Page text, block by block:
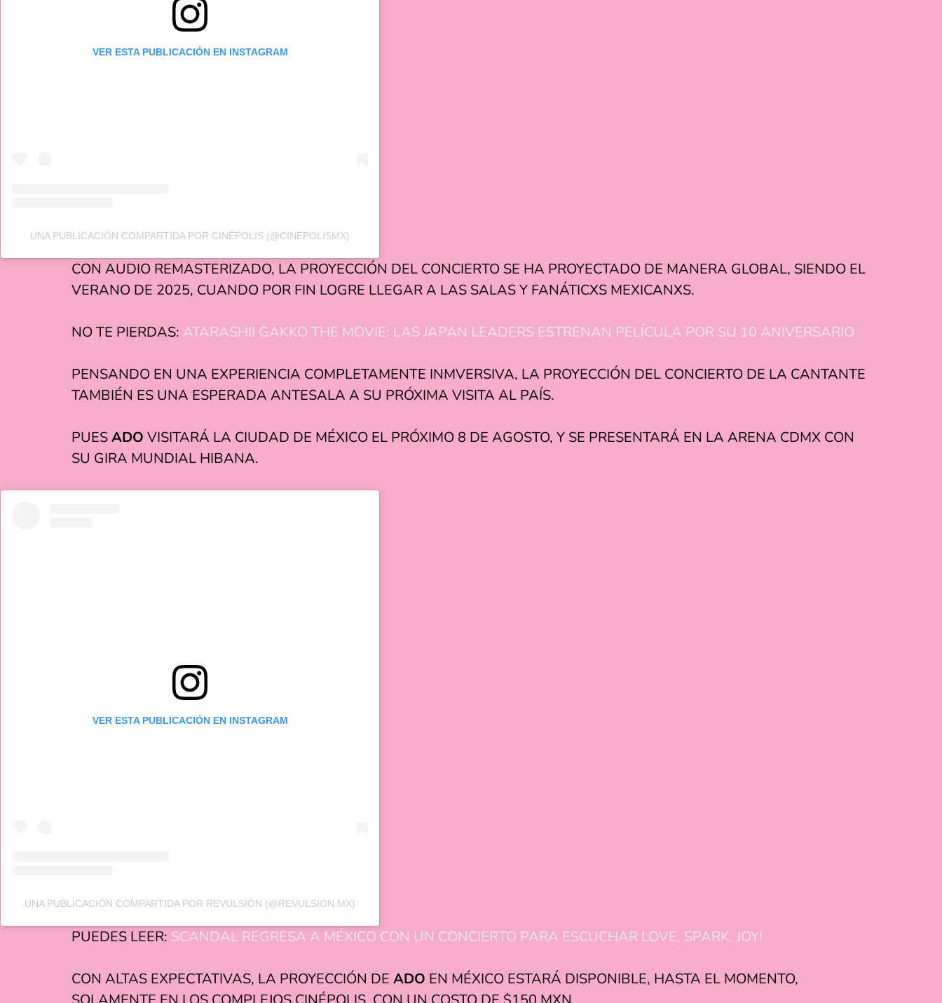
VER ESTA PUBLICACIÓN EN INSTAGRAM
UNA PUBLICACIÓN COMPARTIDA POR CINÉPOLIS (@CINEPOLISMX)
CON AUDIO REMASTERIZADO, LA PROYECCIÓN DEL CONCIERTO SE HA PROYECTADO DE MANERA GLOBAL, SIENDO EL
VERANO DE 2025, CUANDO POR FIN LOGRE LLEGAR A LAS SALAS Y FANÁTICXS MEXICANXS.
NO TE PIERDAS: ATARASHII GAKKO THE MOVIE: LAS JAPAN LEADERS ESTRENAN PELÍCULA POR SU 10 ANIVERSARIO
PENSANDO EN UNA EXPERIENCIA COMPLETAMENTE INMVERSIVA, LA PROYECCIÓN DEL CONCIERTO DE LA CANTANTE
TAMBIÉN ES UNA ESPERADA ANTESALA A SU PRÓXIMA VISITA AL PAÍS.
PUESADO VISITARÁ LA CIUDAD DE MÉXICO EL PRÓXIMO 8 DE AGOSTO, Y SE PRESENTARÁ EN LA ARENA CDMX CON
SU GIRA MUNDIAL HIBANA.
VER ESTA PUBLICACIÓN EN INSTAGRAM
UNA PUBLICACIÓN COMPARTIDA POR REVULSIÓN (@REVULSION.MX)
PUEDES LEER: SCANDAL REGRESA A MÉXICO CON UN CONCIERTO PARA ESCUCHAR LOVE, SPARK, JOY!
CON ALTAS EXPECTATIVAS, LA PROYECCIÓN DE ADO EN MÉXICO ESTARÁ DISPONIBLE, HASTA EL MOMENTO,